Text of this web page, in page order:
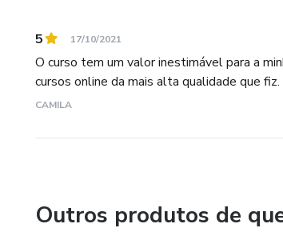
5 17/10/2021
O curso tem um valor inestimável para a
cursos online da mais alta qualidade que
CAMILA
Outros produtos de